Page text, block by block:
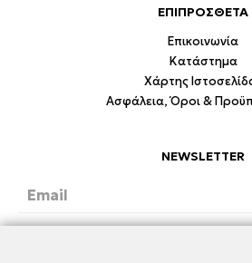
ΕΠΙΠΡΟΣΘΕΤΑ
Επικοινωνία
Κατάστημα
Χάρτης
Ασφάλεια, Όροι &
NEWSLETTER